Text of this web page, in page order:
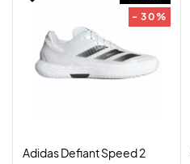
- 30%
Adidas Defiant Speed 2